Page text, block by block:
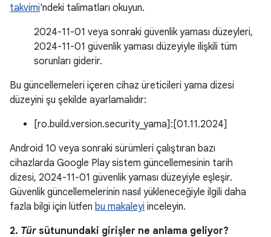
takvimi'ndeki talimatları okuyun.
2024-11-01 veya sonraki güvenlik yaması düzeyleri,
2024-11-01 güvenlik yaması düzeyiyle ilişkili tüm
sorunları giderir.
Bu güncellemeleri içeren cihaz üreticileri yama dizesi
düzeyini şu şekilde ayarlamalıdır:
[ro.build.version.security_yama]:[01.11.2024]
Android 10 veya sonraki sürümleri çalıştıran bazı
cihazlarda Google Play sistem güncellemesinin tarih
dizesi, 2024-11-01 güvenlik yaması düzeyiyle eşleşir.
Güvenlik güncellemelerinin nasıl yükleneceğiyle ilgili daha
fazla bilgi için lütfen bu makaleyi inceleyin.
2. Tür sütunundaki girişler ne anlama geliyor?